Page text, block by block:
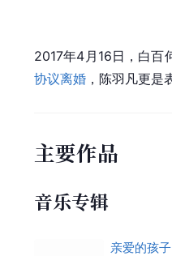
2017年4月16日，白百
协议离婚 ，陈羽凡更
主要作品
音乐专辑
亲爱的孩子